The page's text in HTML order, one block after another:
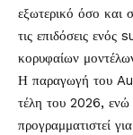
εξωτερικό όσο και
τις επιδόσεις
κορυφαίων
Η παραγωγή του
τέλη του 2026, ενώ
προγραμματιστεί